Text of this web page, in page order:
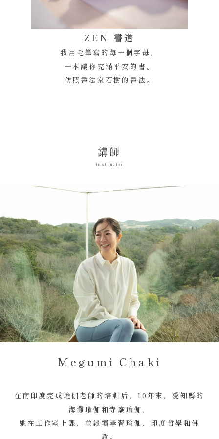
ZEN 書道
我用毛筆寫的每一個字母，
一本讓你充滿平安的書。
仿照書法家石樹的書法。
講師
instructor
Megumi Chaki
在南印度完成瑜伽老師的培訓后， 10年來，愛知縣的
海灘瑜伽和寺廟瑜伽，
她在工作室上課，並繼續學習瑜伽、印度哲學和佛
教。